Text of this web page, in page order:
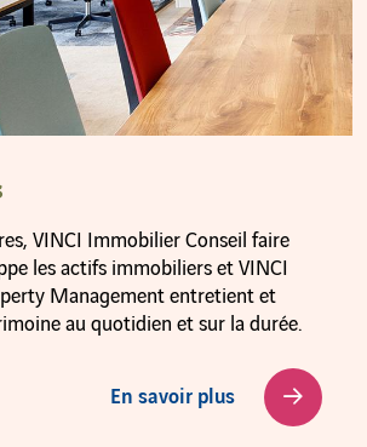
VINCI Immobilier Conseil faire
les actifs immobiliers et VINCI
Management entretient et
au quotidien et sur la durée.
En savoir plus